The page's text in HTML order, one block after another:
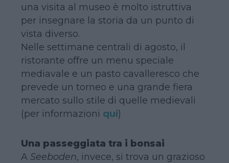
una visita al museo è molto istruttiva
per insegnare la storia da un punto di
vista diverso.
Nelle settimane centrali di agosto, il
ristorante offre un menu speciale
mediavale e un pasto cavalleresco che
prevede un torneo e una grande fiera
mercato sullo stile di quelle medievali
(per informazioni qui)
Una passeggiata tra i bonsai
A Seeboden, invece, si trova un grazioso